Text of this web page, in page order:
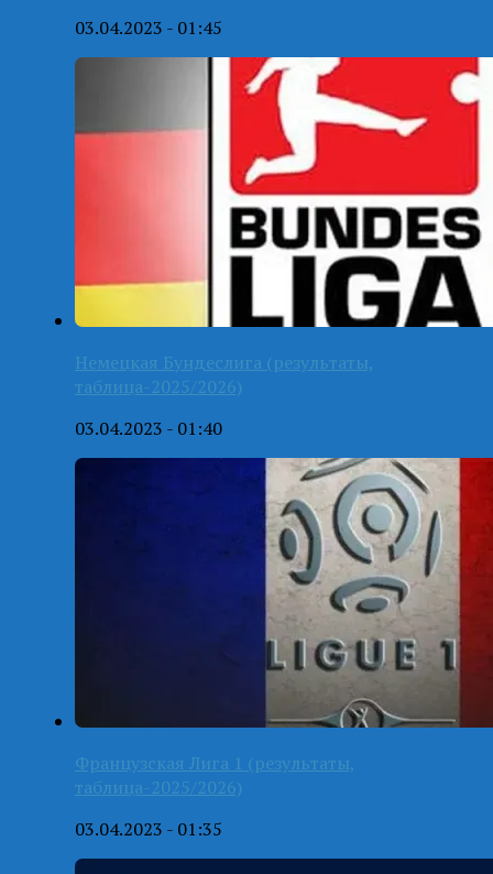
03.04.2023 - 01:45
Немецкая Бундеслига (результаты,
таблица-2025/2026)
03.04.2023 - 01:40
Французская Лига 1 (результаты,
таблица-2025/2026)
03.04.2023 - 01:35